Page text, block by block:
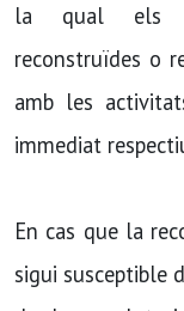
la qual els
reconstruïdes o
amb les
immediat
En cas que la
sigui susceptible